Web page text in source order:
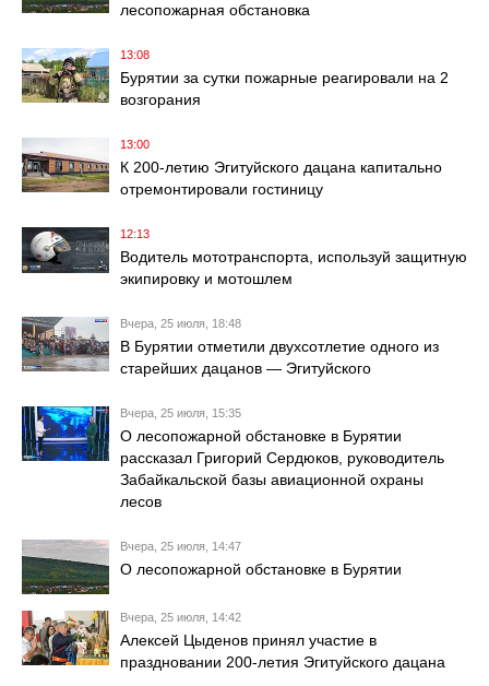
лесопожарная обстановка
13:08
Бурятии за сутки пожарные реагировали на 2
возгорания
13:00
К 200-летию Эгитуйского дацана капитально
отремонтировали гостиницу
12:13
Водитель мототранспорта, используй защитную
экипировку и мотошлем
Вчера, 25 июля, 18:48
В Бурятии отметили двухсотлетие одного из
старейших дацанов — Эгитуйского
Вчера, 25 июля, 15:35
О лесопожарной обстановке в Бурятии
рассказал Григорий Сердюков, руководитель
Забайкальской базы авиационной охраны
лесов
Вчера, 25 июля, 14:47
О лесопожарной обстановке в Бурятии
Вчера, 25 июля, 14:42
Алексей Цыденов принял участие в
праздновании 200-летия Эгитуйского дацана